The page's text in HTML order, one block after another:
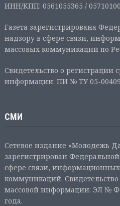
ИНН/КПП: 0561055365 /
Газета зарегистрирована
надзору в сфере связи,
массовых коммуникаций по
Свидетельство о регистрации
информации: ПИ № ТУ 05-00409
СМИ
Сетевое издание «Молодежь
зарегистрирован
сфере связи,
коммуникаций. Свидетельство
массовой информации: ЭЛ №
года.